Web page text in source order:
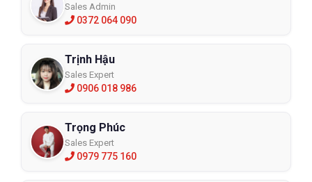
Sales Admin
0372 064 090
Trịnh Hậu
Sales Expert
0906 018 986
Trọng Phúc
Sales Expert
0979 775 160